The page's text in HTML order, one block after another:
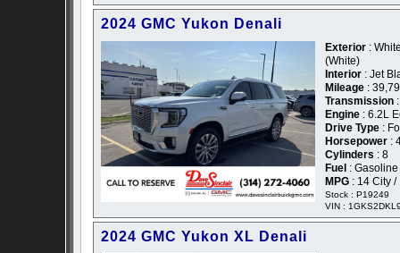
2024 GMC Yukon Denali
Exterior :
(White)
Interior : Jet
Mileage :
Transmission
Engine : 6.2L
Drive Type :
Horsepower :
Cylinders : 8
Fuel : Gasoline
MPG : 14 City /
Stock : P19249
VIN :
2024 GMC Yukon XL Denali